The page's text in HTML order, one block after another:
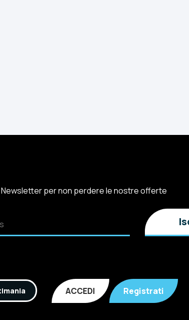
Newsletter per non perdere le nostre offerte
ACCEDI Registrati